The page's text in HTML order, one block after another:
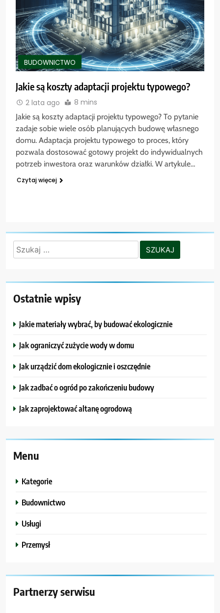
BUDOWNICTWO
Jakie są koszty adaptacji projektu typowego?
2 lata ago 8 mins
Jakie są koszty adaptacji projektu typowego? To pytanie
zadaje sobie wiele osób planujących budowę własnego
domu. Adaptacja projektu typowego to proces, który
pozwala dostosować gotowy projekt do indywidualnych
potrzeb inwestora oraz warunków działki. W artykule…
Czytaj więcej
Szukaj:
Ostatnie wpisy
Jakie materiały wybrać, by budować ekologicznie
Jak ograniczyć zużycie wody w domu
Jak urządzić dom ekologicznie i oszczędnie
Jak zadbać o ogród po zakończeniu budowy
Jak zaprojektować altanę ogrodową
Menu
Kategorie
Budownictwo
Usługi
Przemysł
Partnerzy serwisu